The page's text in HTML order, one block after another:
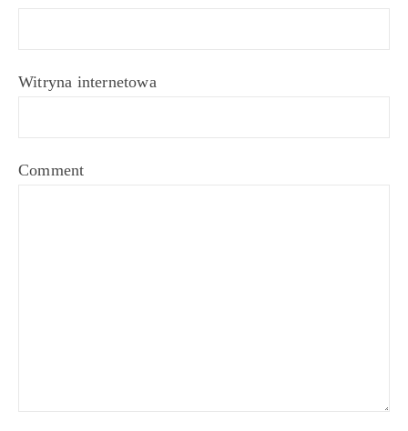
Witryna internetowa
Comment